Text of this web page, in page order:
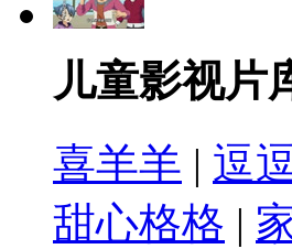
儿童影视片
喜羊羊 | 逗
甜心格格 |